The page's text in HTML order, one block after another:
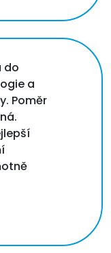
do
a
Poměr